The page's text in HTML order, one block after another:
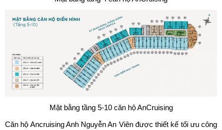
Mặt bằng tầng 5-10 căn hộ AnCruising
Căn hộ Ancruising Anh Nguyễn An Viên được thiết kế tối ưu công